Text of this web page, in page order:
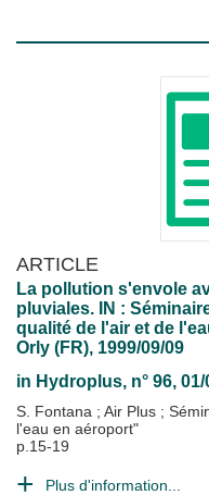
ARTICLE
La pollution s'envole
pluviales. IN :
qualité de l'air et de
Orly (FR), 1999/09/09
in Hydroplus, n° 96,
S. Fontana ; Air Plus ;
l'eau en aéroport"
p.15-19
Plus d'information...